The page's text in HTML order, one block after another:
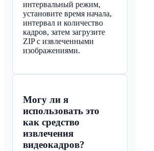
интервальный режим,
установите время начала,
интервал и количество
кадров, затем загрузите
ZIP с извлеченными
изображениями.
Могу ли я
использовать это
как средство
извлечения
видеокадров?